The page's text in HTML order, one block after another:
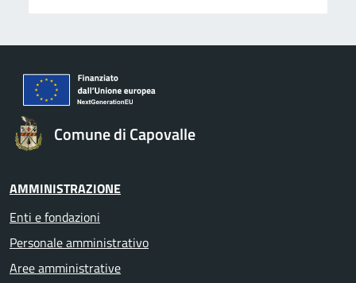
Comune di Capovalle
AMMINISTRAZIONE
Enti e fondazioni
Personale amministrativo
Aree amministrative